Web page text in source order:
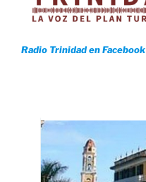
Radio Trinidad en Facebook